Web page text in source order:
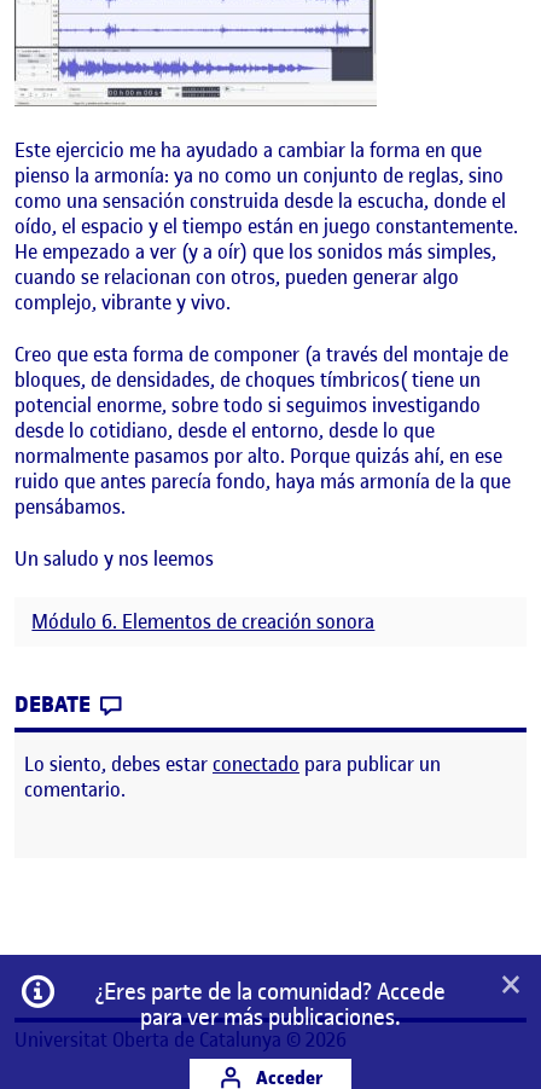
Este ejercicio me ha ayudado a cambiar la forma en que
pienso la armonía: ya no como un conjunto de reglas, sino
como una sensación construida desde la escucha, donde el
oído, el espacio y el tiempo están en juego constantemente.
He empezado a ver (y a oír) que los sonidos más simples,
cuando se relacionan con otros, pueden generar algo
complejo, vibrante y vivo.
Creo que esta forma de componer (a través del montaje de
bloques, de densidades, de choques tímbricos( tiene un
potencial enorme, sobre todo si seguimos investigando
desde lo cotidiano, desde el entorno, desde lo que
normalmente pasamos por alto. Porque quizás ahí, en ese
ruido que antes parecía fondo, haya más armonía de la que
pensábamos.
Un saludo y nos leemos
Módulo 6. Elementos de creación sonora
DEBATE
Lo siento, debes estarconectado para publicar un
comentario.
Información
¿Eres parte de la comunidad? Accede
para ver más publicaciones.
Acceder
×
Universitat Oberta de Catalunya © 2026